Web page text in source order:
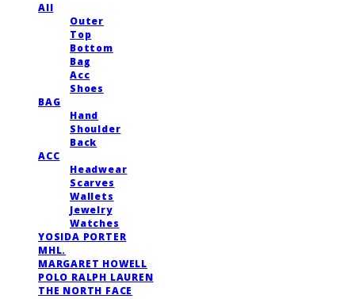
All
Outer
Top
Bottom
Bag
Acc
Shoes
BAG
Hand
Shoulder
Back
ACC
Headwear
Scarves
Wallets
Jewelry
Watches
YOSIDA PORTER
MHL.
MARGARET HOWELL
POLO RALPH LAUREN
THE NORTH FACE